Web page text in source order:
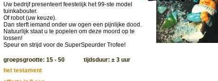
Uw bedrijf presenteert feestelijk het 99-ste model
tuinkabouter.
Of robot (uw keuze).
Dan sterft iemand onder uw ogen een pijnlijke dood.
Natuurlijk staat u te popelen om deze moord op te
lossen!
Speur en strijd voor de SuperSpeurder Trofee!
groepsgrootte: 15 - 50 tijdsduur: ± 3 uur
het testament